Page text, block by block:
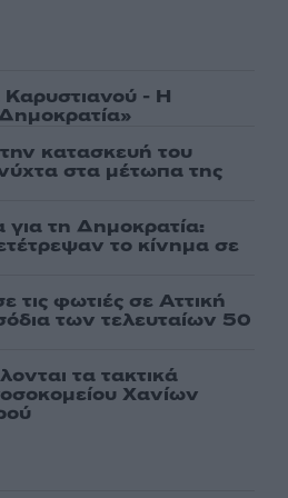
- Η
κατασκευή του
στα μέτωπα της
τη Δημοκρατία:
το κίνημα σε
φωτιές σε Αττική
των τελευταίων 50
τα τακτικά
Χανίων